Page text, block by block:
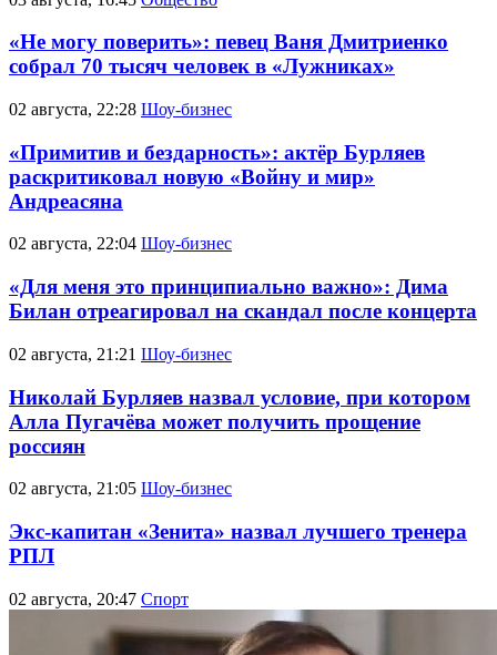
«Не могу поверить»: певец Ваня Дмитриенко
собрал 70 тысяч человек в «Лужниках»
02 августа, 22:28 Шоу-бизнес
«Примитив и бездарность»: актёр Бурляев
раскритиковал новую «Войну и мир»
Андреасяна
02 августа, 22:04 Шоу-бизнес
«Для меня это принципиально важно»: Дима
Билан отреагировал на скандал после концерта
02 августа, 21:21 Шоу-бизнес
Николай Бурляев назвал условие, при котором
Алла Пугачёва может получить прощение
россиян
02 августа, 21:05 Шоу-бизнес
Экс-капитан «Зенита» назвал лучшего тренера
РПЛ
02 августа, 20:47 Спорт